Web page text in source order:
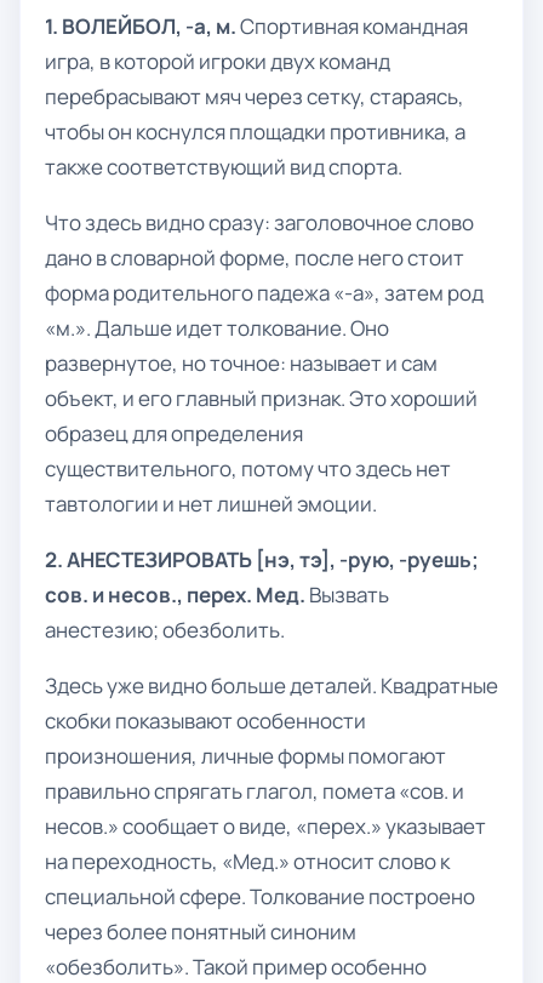
1. ВОЛЕЙБОЛ, -а, м.Спортивная командная
игра, в которой игроки двух команд
перебрасывают мяч через сетку, стараясь,
чтобы он коснулся площадки противника, а
также соответствующий вид спорта.
Что здесь видно сразу: заголовочное слово
дано в словарной форме, после него стоит
форма родительного падежа «-а», затем род
«м.». Дальше идет толкование. Оно
развернутое, но точное: называет и сам
объект, и его главный признак. Это хороший
образец для определения
существительного, потому что здесь нет
тавтологии и нет лишней эмоции.
2. АНЕСТЕЗИРОВАТЬ [нэ, тэ], -рую, -руешь;
сов. и несов., перех. Мед. Вызвать
анестезию; обезболить.
Здесь уже видно больше деталей. Квадратные
скобки показывают особенности
произношения, личные формы помогают
правильно спрягать глагол, помета «сов. и
несов.» сообщает о виде, «перех.» указывает
на переходность, «Мед.» относит слово к
специальной сфере. Толкование построено
через более понятный синоним
«обезболить». Такой пример особенно